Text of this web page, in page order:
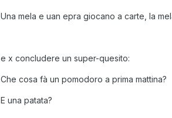
Una mela e uan epra giocano a carte, la
e x concludere un super-quesito:
Che cosa fà un pomodoro a prima mattina?
E una patata?